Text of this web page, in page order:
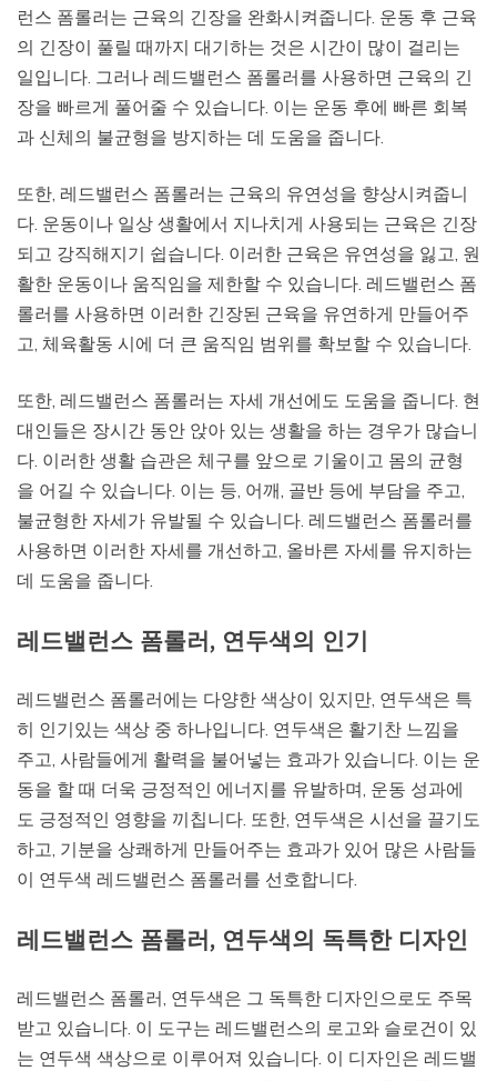
런스 폼롤러는 근육의 긴장을 완화시켜줍니다. 운동 후 근육
의 긴장이 풀릴 때까지 대기하는 것은 시간이 많이 걸리는
일입니다. 그러나 레드밸런스 폼롤러를 사용하면 근육의 긴
장을 빠르게 풀어줄 수 있습니다. 이는 운동 후에 빠른 회복
과 신체의 불균형을 방지하는 데 도움을 줍니다.
또한, 레드밸런스 폼롤러는 근육의 유연성을 향상시켜줍니
다. 운동이나 일상 생활에서 지나치게 사용되는 근육은 긴장
되고 강직해지기 쉽습니다. 이러한 근육은 유연성을 잃고, 원
활한 운동이나 움직임을 제한할 수 있습니다. 레드밸런스 폼
롤러를 사용하면 이러한 긴장된 근육을 유연하게 만들어주
고, 체육활동 시에 더 큰 움직임 범위를 확보할 수 있습니다.
또한, 레드밸런스 폼롤러는 자세 개선에도 도움을 줍니다. 현
대인들은 장시간 동안 앉아 있는 생활을 하는 경우가 많습니
다. 이러한 생활 습관은 체구를 앞으로 기울이고 몸의 균형
을 어길 수 있습니다. 이는 등, 어깨, 골반 등에 부담을 주고,
불균형한 자세가 유발될 수 있습니다. 레드밸런스 폼롤러를
사용하면 이러한 자세를 개선하고, 올바른 자세를 유지하는
데 도움을 줍니다.
레드밸런스 폼롤러, 연두색의 인기
레드밸런스 폼롤러에는 다양한 색상이 있지만, 연두색은 특
히 인기있는 색상 중 하나입니다. 연두색은 활기찬 느낌을
주고, 사람들에게 활력을 불어넣는 효과가 있습니다. 이는 운
동을 할 때 더욱 긍정적인 에너지를 유발하며, 운동 성과에
도 긍정적인 영향을 끼칩니다. 또한, 연두색은 시선을 끌기도
하고, 기분을 상쾌하게 만들어주는 효과가 있어 많은 사람들
이 연두색 레드밸런스 폼롤러를 선호합니다.
레드밸런스 폼롤러, 연두색의 독특한 디자인
레드밸런스 폼롤러, 연두색은 그 독특한 디자인으로도 주목
받고 있습니다. 이 도구는 레드밸런스의 로고와 슬로건이 있
는 연두색 색상으로 이루어져 있습니다. 이 디자인은 레드밸